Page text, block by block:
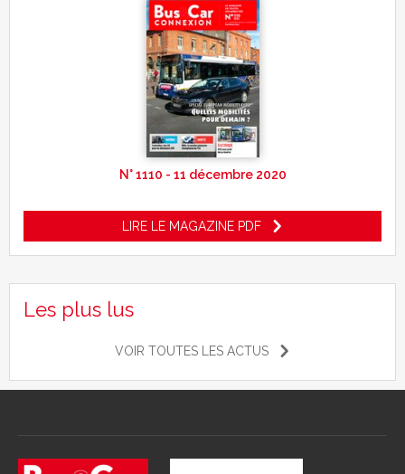
N° 1110 - 11 décembre 2020
LIRE LE MAGAZINE PDF
Les plus lus
VOIR TOUTES LES ACTUS